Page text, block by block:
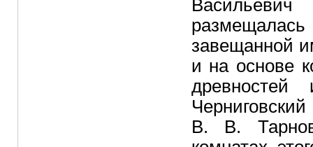
завещанной
и на основе
В. В.